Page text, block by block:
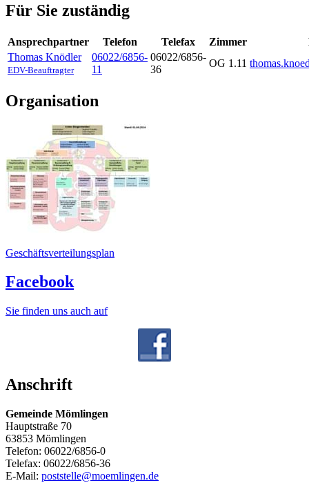
Für Sie zuständig
Ansprechpartner Telefon Telefax Zimmer
Thomas Knödler
EDV-Beauftragter
06022/6856-
11
06022/6856-
36
OG 1.11
Organisation
Geschäftsverteilungsplan
Facebook
Sie finden uns auch auf
Anschrift
Gemeinde Mömlingen
Hauptstraße 70
63853 Mömlingen
Telefon: 06022/6856-0
Telefax: 06022/6856-36
E-Mail: poststelle@moemlingen.de